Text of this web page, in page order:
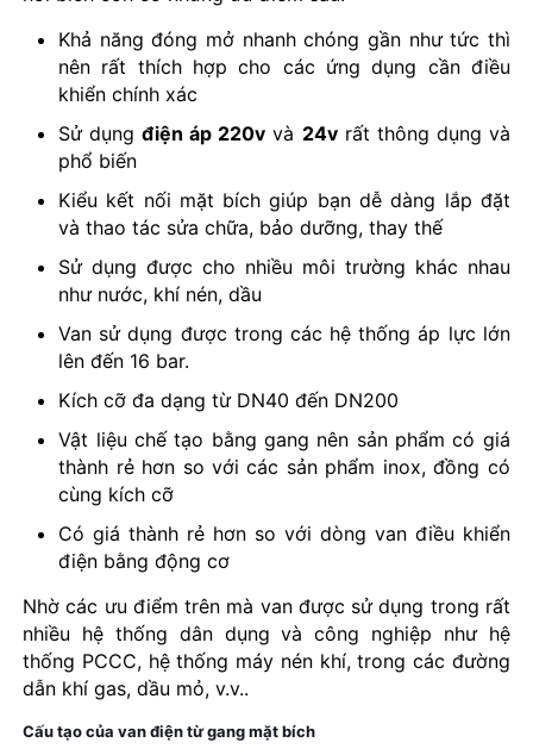
Khả năng đóng mở nhanh chóng gần như tức thì
nên rất thích hợp cho các ứng dụng cần điều
khiển chính xác
Sử dụngđiện áp 220v và 24vrất thông dụng và
phổ biến
Kiểu kết nối mặt bích giúp bạn dễ dàng lắp đặt
và thao tác sửa chữa, bảo dưỡng, thay thế
Sử dụng được cho nhiều môi trường khác nhau
như nước, khí nén, dầu
Van sử dụng được trong các hệ thống áp lực lớn
lên đến 16 bar.
Kích cỡ đa dạng từ DN40 đến DN200
Vật liệu chế tạo bằng gang nên sản phẩm có giá
thành rẻ hơn so với các sản phẩm inox, đồng có
cùng kích cỡ
Có giá thành rẻ hơn so với dòng van điều khiển
điện bằng động cơ
Nhờ các ưu điểm trên mà van được sử dụng trong rất
nhiều hệ thống dân dụng và công nghiệp như hệ
thống PCCC, hệ thống máy nén khí, trong các đường
dẫn khí gas, dầu mỏ, v.v..
Cấu tạo của van điện từ gang mặt bích